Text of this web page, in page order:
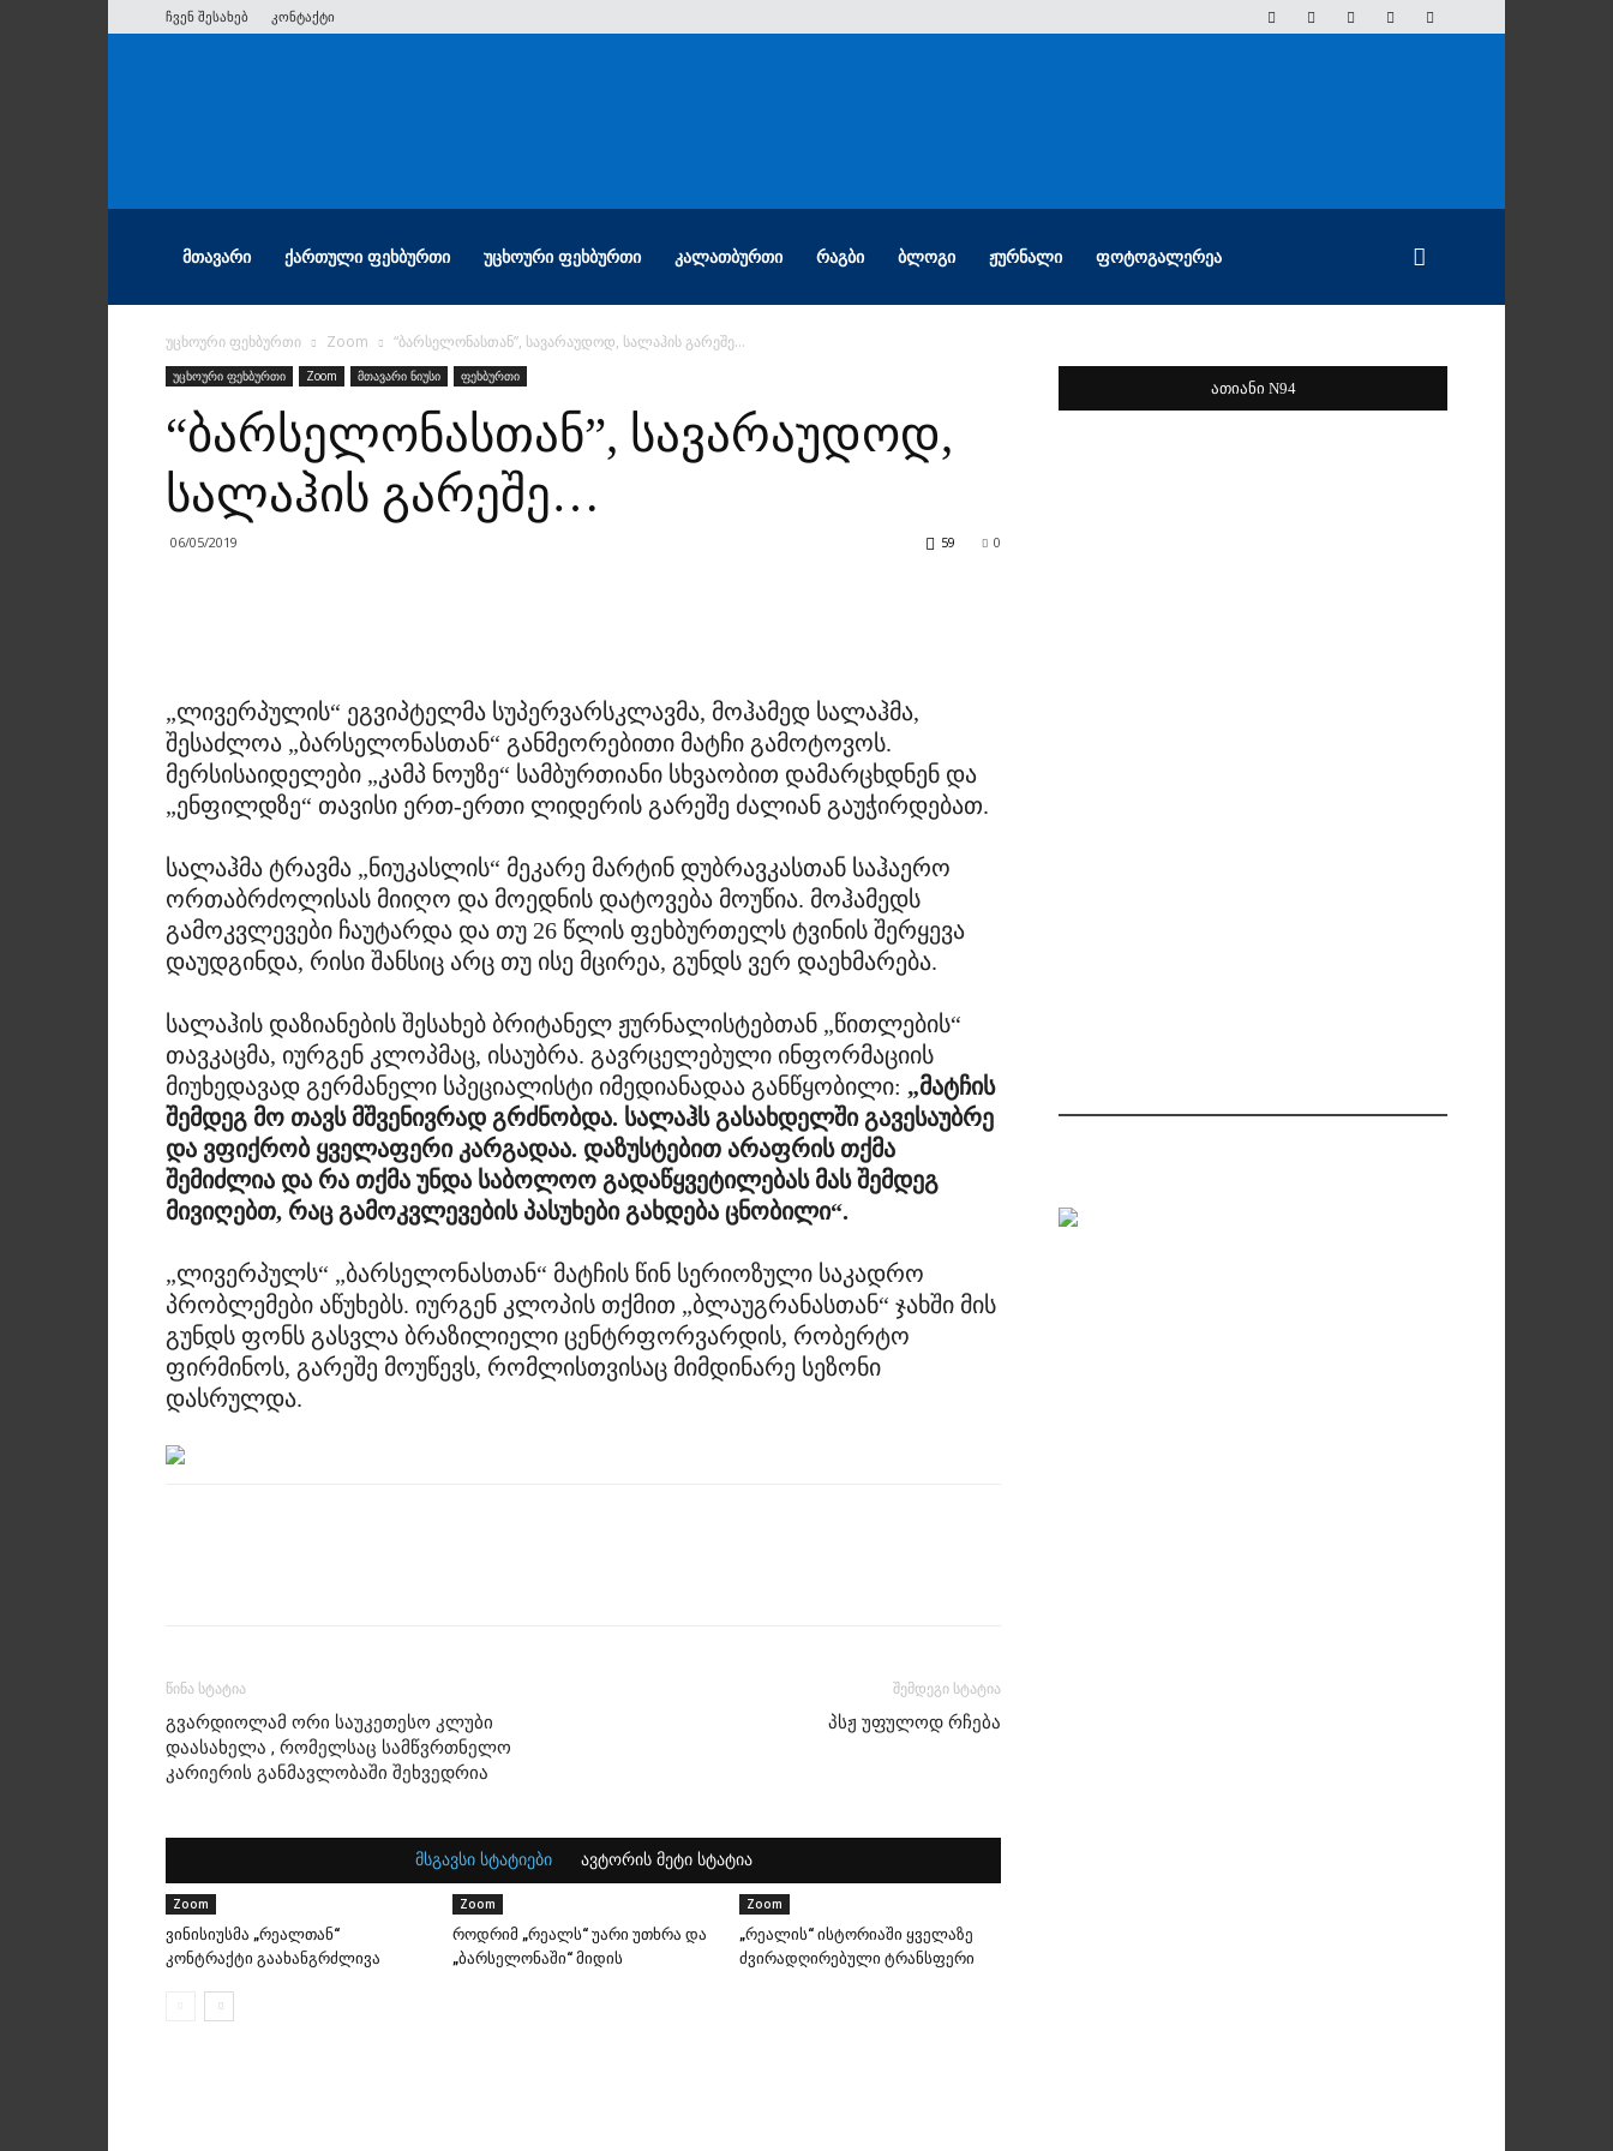
ჩვენ შესახებ კონტაქტი
ᲛᲗᲐᲕᲐᲠᲘ ᲥᲐᲠᲗᲣᲚᲘ ᲤᲔᲮᲑᲣᲠᲗᲘ ᲣᲪᲮᲝᲣᲠᲘ ᲤᲔᲮᲑᲣᲠᲗᲘ ᲙᲐᲚᲐᲗᲑᲣᲠᲗᲘ ᲠᲐᲒᲑᲘ ᲑᲚᲝᲒᲘ ᲟᲣᲠᲜᲐᲚᲘ ᲤᲝᲢᲝᲒᲐᲚᲔᲠᲔᲐ
უცხოური ფეხბურთი Zoom “ბარსელონასთან”, სავარაუდოდ, სალაჰის გარეშე…
უცხოური ფეხბურთი Zoom მთავარი ნიუსი ფეხბურთი
“ბარსელონასთან”, სავარაუდოდ,
სალაჰის გარეშე…
06/05/2019 0
59
„ლივერპულის“ ეგვიპტელმა სუპერვარსკლავმა, მოჰამედ სალაჰმა,
შესაძლოა „ბარსელონასთან“ განმეორებითი მატჩი გამოტოვოს.
მერსისაიდელები „კამპ ნოუზე“ სამბურთიანი სხვაობით დამარცხდნენ და
„ენფილდზე“ თავისი ერთ-ერთი ლიდერის გარეშე ძალიან გაუჭირდებათ.
სალაჰმა ტრავმა „ნიუკასლის“ მეკარე მარტინ დუბრავკასთან საჰაერო
ორთაბრძოლისას მიიღო და მოედნის დატოვება მოუწია. მოჰამედს
გამოკვლევები ჩაუტარდა და თუ 26 წლის ფეხბურთელს ტვინის შერყევა
დაუდგინდა, რისი შანსიც არც თუ ისე მცირეა, გუნდს ვერ დაეხმარება.
სალაჰის დაზიანების შესახებ ბრიტანელ ჟურნალისტებთან „წითლების“
თავკაცმა, იურგენ კლოპმაც, ისაუბრა. გავრცელებული ინფორმაციის
მიუხედავად გერმანელი სპეციალისტი იმედიანადაა განწყობილი: „მატჩის
შემდეგ მო თავს მშვენივრად გრძნობდა. სალაჰს გასახდელში გავესაუბრე
და ვფიქრობ ყველაფერი კარგადაა. დაზუსტებით არაფრის თქმა
შემიძლია და რა თქმა უნდა საბოლოო გადაწყვეტილებას მას შემდეგ
მივიღებთ, რაც გამოკვლევების პასუხები გახდება ცნობილი“.
„ლივერპულს“ „ბარსელონასთან“ მატჩის წინ სერიოზული საკადრო
პრობლემები აწუხებს. იურგენ კლოპის თქმით „ბლაუგრანასთან“ ჯახში მის
გუნდს ფონს გასვლა ბრაზილიელი ცენტრფორვარდის, რობერტო
ფირმინოს, გარეშე მოუწევს, რომლისთვისაც მიმდინარე სეზონი
დასრულდა.
წინა სტატია
გვარდიოლამ ორი საუკეთესო კლუბი
დაასახელა , რომელსაც სამწვრთნელო
კარიერის განმავლობაში შეხვედრია
შემდეგი სტატია
პსჟ უფულოდ რჩება
მსგავსი სტატიები ავტორის მეტი სტატია
Zoom
ვინისიუსმა „რეალთან“
კონტრაქტი გაახანგრძლივა
Zoom
როდრიმ „რეალს“ უარი უთხრა და
„ბარსელონაში“ მიდის
Zoom
„რეალის“ ისტორიაში ყველაზე
ძვირადღირებული ტრანსფერი
ათიანი N94